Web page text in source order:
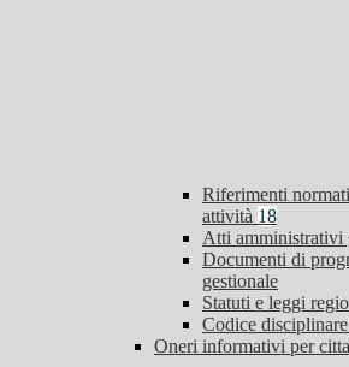
Riferimenti
attività 18
Atti amministrativi
Documenti di
gestionale
Statuti e leggi
Codice
Oneri informativi per